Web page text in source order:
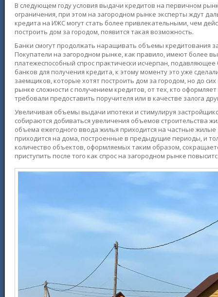
В следующем году условия выдачи кредитов на первичном
ограничения, при этом на загородном рынке эксперты ждут
кредита на ИЖС могут стать более привлекательными, чем
построить дом за городом, появится такая возможность.
Банки смогут продолжать наращивать объемы кредитования
Покупатели на загородном рынке, как правило, имеют более
платежеспособный спрос практически исчерпан,
банков для получения кредита, к этому моменту это уже
заемщиков, которые хотят построить дом за городом, но до
рынке сложности с получением кредитов, от тех, кто
требовали предоставить поручителя или в качестве залога
Увеличивая объемы выдачи ипотеки и стимулируя
собираются добиваться увеличения объемов строительства
объема ежегодного ввода жилья приходится на частные
приходится на дома, построенные в предыдущие периоды, и
количество объектов, оформляемых таким образом,
приступить после того как спрос на загородном рынке